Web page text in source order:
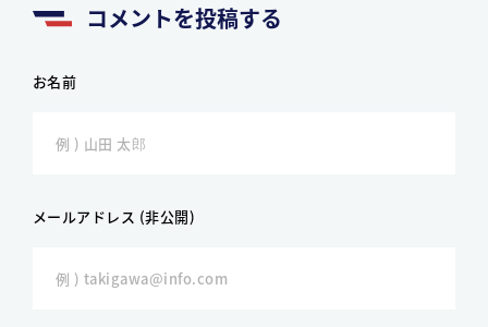
コメントを投稿する
お名前
メールアドレス (非公開)